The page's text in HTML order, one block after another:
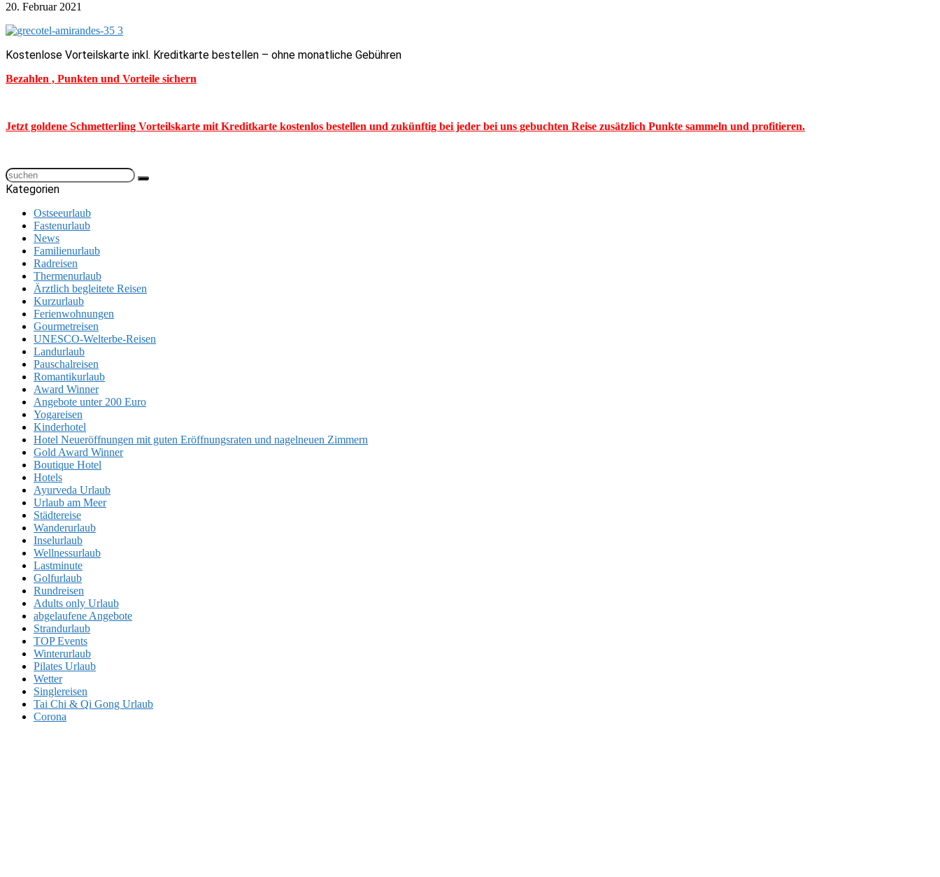
20. Februar 2021
Kostenlose Vorteilskarte inkl. Kreditkarte bestellen – ohne monatliche Gebühren
Bezahlen , Punkten und Vorteile sichern
Jetzt goldene Schmetterling Vorteilskarte mit Kreditkarte kostenlos bestellen und zukünftig bei jeder bei uns gebuchten Reise zusätzlich Punkte sammeln und profitieren.
Kategorien
Ostseeurlaub
Fastenurlaub
News
Familienurlaub
Radreisen
Thermenurlaub
Ärztlich begleitete Reisen
Kurzurlaub
Ferienwohnungen
Gourmetreisen
UNESCO-Welterbe-Reisen
Landurlaub
Pauschalreisen
Romantikurlaub
Award Winner
Angebote unter 200 Euro
Yogareisen
Kinderhotel
Hotel Neueröffnungen mit guten Eröffnungsraten und nagelneuen Zimmern
Gold Award Winner
Boutique Hotel
Hotels
Ayurveda Urlaub
Urlaub am Meer
Städtereise
Wanderurlaub
Inselurlaub
Wellnessurlaub
Lastminute
Golfurlaub
Rundreisen
Adults only Urlaub
abgelaufene Angebote
Strandurlaub
TOP Events
Winterurlaub
Pilates Urlaub
Wetter
Singlereisen
Tai Chi & Qi Gong Urlaub
Corona